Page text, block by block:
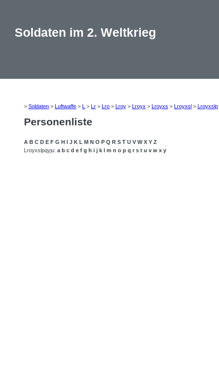
Soldaten im 2. Weltkrieg
> Soldaten > Luftwaffe > L > Lr > Lro > Lroy > Lroyx > Lroyxs > Lroyxsl > Lroyxslp
Personenliste
A B C D E F G H I J K L M N O P Q R S T U V W X Y Z
Lroyxslpqyju: a b c d e f g h i j k l m n o p q r s t u v w x y